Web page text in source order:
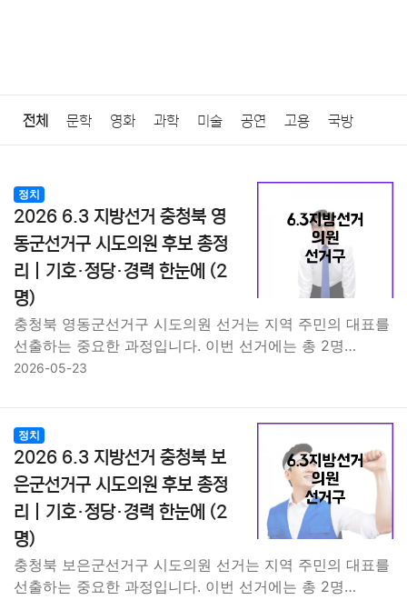
전체 문학 영화 과학 미술 공연 고용 국방
질병 가요 방송 일상 주식 암호화폐 블록체인
결혼 육아 반려동물 패션 미용 인테리어
요리 상품리뷰 원예 금융 게임 스포츠 사진
대출 자동차
의학 경제 마케팅
외국어 교육 교통 기타
정치
2026 6.3 지방선거 충청북 영
동군선거구 시도의원 후보 총정
리｜기호·정당·경력 한눈에 (2
명)
충청북 영동군선거구 시도의원 선거는 지역 주민의 대표를
선출하는 중요한 과정입니다. 이번 선거에는 총 2명…
2026-05-23
정치
2026 6.3 지방선거 충청북 보
은군선거구 시도의원 후보 총정
리｜기호·정당·경력 한눈에 (2
명)
충청북 보은군선거구 시도의원 선거는 지역 주민의 대표를
선출하는 중요한 과정입니다. 이번 선거에는 총 2명…